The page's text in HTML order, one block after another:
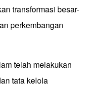
transformasi besar-
perkembangan
telah melakukan
tata kelola